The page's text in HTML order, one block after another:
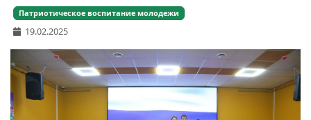
Патриотическое воспитание молодежи
19.02.2025